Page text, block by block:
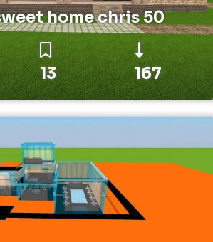
home chris 50
13 167